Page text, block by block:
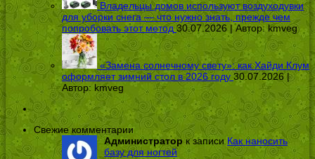
Владельцы домов используют воздуходувки
для уборки снега — что нужно знать, прежде чем
попробовать этот метод 30.07.2026 | Автор:kmveg
«Замена солнечному свету»: как Хайди Клум
оформляет зимний стол в 2026 году 30.07.2026 |
Автор: kmveg
Свежие комментарии
Администраторк записиКак наносить
базу для ногтей